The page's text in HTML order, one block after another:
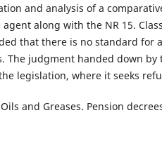
and analysis of a
agent along with the NR 15.
that there is no standard for
The judgment handed down
legislation, where it seeks
Oils and Greases. Pension